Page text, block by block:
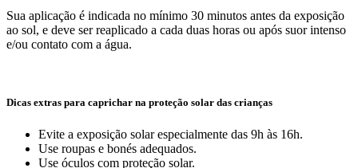
Sua aplicação é indicada no mínimo 30 minutos antes da exposição
ao sol, e deve ser reaplicado a cada duas horas ou após suor intenso
e/ou contato com a água.
Dicas extras para caprichar na proteção solar das crianças
Evite a exposição solar especialmente das 9h às 16h.
Use roupas e bonés adequados.
Use óculos com proteção solar.